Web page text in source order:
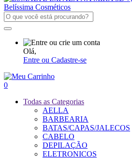
Olá,
Entre ou Cadastre-se
0
Todas as Categorias
AELLA
BARBEARIA
BATAS/CAPAS/JALECOS
CABELO
DEPILAÇÃO
ELETRONICOS